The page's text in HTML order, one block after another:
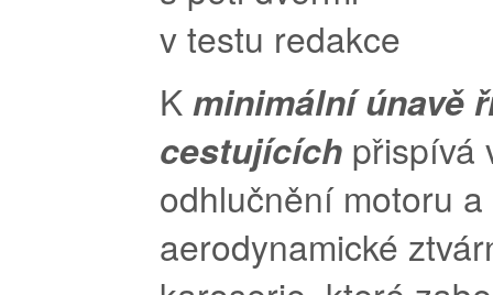
K minimální únavě
cestujících přispívá
odhlučnění motoru
aerodynamické